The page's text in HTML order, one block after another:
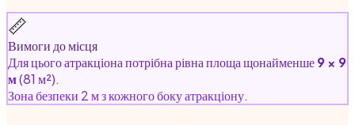
📏
Вимоги до місця
Для цього атракціона потрібна рівна площа щонайменше9 × 9
м(81 м²).
Зона безпеки 2 м з кожного боку атракціону.